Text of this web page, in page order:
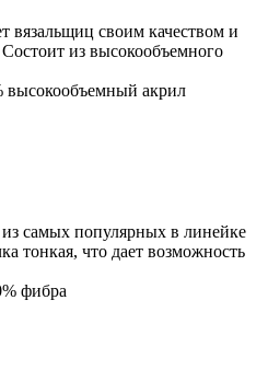
вязальщиц своим качеством и
из высокообъемного
высокообъемный акрил
самых популярных в линейке
тонкая, что дает возможность
фибра